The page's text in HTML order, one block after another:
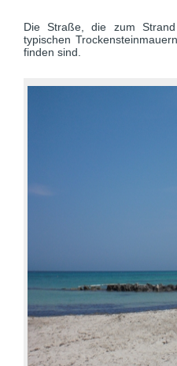
Die Straße, die zum
typischen
finden sind.